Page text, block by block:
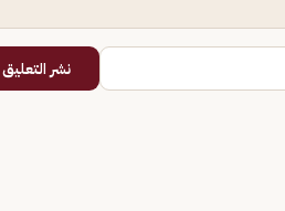
نشر التعليق